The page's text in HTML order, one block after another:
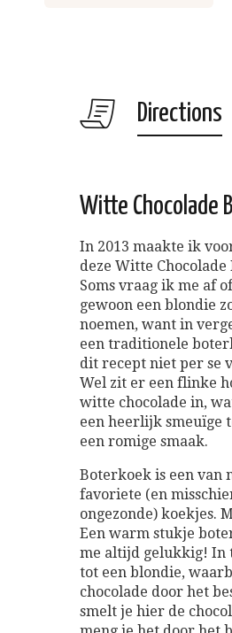
Directions
Witte Chocolade
In 2013 maakte ik
deze Witte
Soms vraag ik me af
gewoon een blondie
noemen, want in
een traditionele
dit recept niet per se
Wel zit er een flinke
witte chocolade in,
een heerlijk smeuïge
een romige smaak.
Boterkoek is een van
favoriete (en
ongezonde) koekjes.
Een warm stukje
me altijd gelukkig! In
tot een blondie,
chocolade door het
smelt je hier de